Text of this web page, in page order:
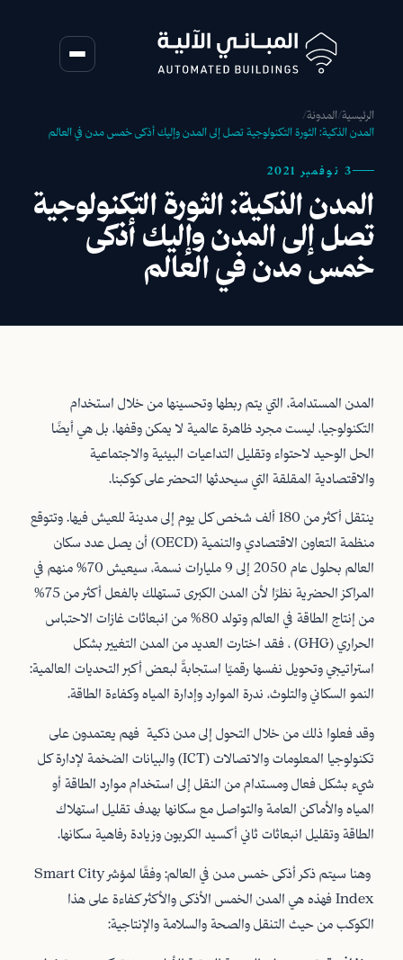
الرئيسية/المدونة/
المدن الذكية: الثورة التكنولوجية تصل إلى المدن وإليك أذكى خمس مدن في العالم
3 نوفمبر 2021
المدن الذكية: الثورة التكنولوجية
تصل إلى المدن وإليك أذكى
خمس مدن في العالم
المدن المستدامة، التي يتم ربطها وتحسينها من خلال استخدام
التكنولوجيا، ليست مجرد ظاهرة عالمية لا يمكن وقفها، بل هي أيضًا
الحل الوحيد لاحتواء وتقليل التداعيات البيئية والاجتماعية
والاقتصادية المقلقة التي سيحدثها التحضر على كوكبنا.
ينتقل أكثر من 180 ألف شخص كل يوم إلى مدينة للعيش فيها. وتتوقع
منظمة التعاون الاقتصادي والتنمية (OECD) أن يصل عدد سكان
العالم بحلول عام 2050 إلى 9 مليارات نسمة، سيعيش 70٪ منهم في
المراكز الحضرية نظرًا لأن المدن الكبرى تستهلك بالفعل أكثر من 75٪
من إنتاج الطاقة في العالم وتولد 80٪ من انبعاثات غازات الاحتباس
الحراري (GHG) ، فقد اختارت العديد من المدن التغيير بشكل
استراتيجي وتحويل نفسها رقميًا استجابةً لبعض أكبر التحديات العالمية:
النمو السكاني والتلوث، ندرة الموارد وإدارة المياه وكفاءة الطاقة.
وقد فعلوا ذلك من خلال التحول إلى مدن ذكية فهم يعتمدون على
تكنولوجيا المعلومات والاتصالات (ICT) والبيانات الضخمة لإدارة كل
شيء بشكل فعال ومستدام من النقل إلى استخدام موارد الطاقة أو
المياه والأماكن العامة والتواصل مع سكانها بهدف تقليل استهلاك
الطاقة وتقليل انبعاثات ثاني أكسيد الكربون وزيادة رفاهية سكانها.
وهنا سيتم ذكر أذكى خمس مدن في العالم: وفقًا لمؤشر Smart City
Index فهذه هي المدن الخمس الأذكى والأكثر كفاءة على هذا
الكوكب من حيث التنقل والصحة والسلامة والإنتاجية: